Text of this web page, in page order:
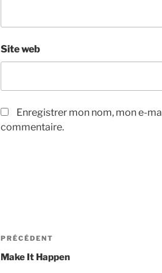
Site web
Enregistrer mon nom, mon e-
commentaire.
Navigation
de
Article
précédent
PRÉCÉDENT
Make It Happen